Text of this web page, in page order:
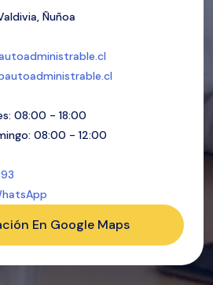
Ñuñoa
08:00 - 18:00
08:00 - 12:00
En Google Maps